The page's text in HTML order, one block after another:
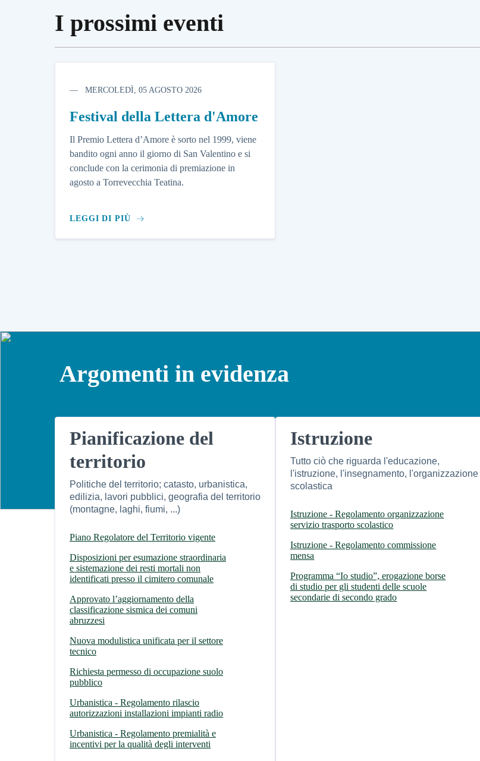
I prossimi eventi
MERCOLEDÌ, 05 AGOSTO 2026
Festival della Lettera d'Amore
Il Premio Lettera d’Amore è sorto nel 1999, viene
bandito ogni anno il giorno di San Valentino e si
conclude con la cerimonia di premiazione in
agosto a Torrevecchia Teatina.
LEGGI DI PIÙ
Argomenti in evidenza
Pianificazione del
territorio
Politiche del territorio; catasto, urbanistica,
edilizia, lavori pubblici, geografia del territorio
(montagne, laghi, fiumi, ...)
Piano Regolatore del Territorio vigente
Disposizioni per esumazione straordinaria
e sistemazione dei resti mortali non
identificati presso il cimitero comunale
Approvato l’aggiornamento della
classificazione sismica dei comuni
abruzzesi
Nuova modulistica unificata per il settore
tecnico
Richiesta permesso di occupazione suolo
pubblico
Urbanistica - Regolamento rilascio
autorizzazioni installazioni impianti radio
Urbanistica - Regolamento premialità e
incentivi per la qualità degli interventi
Istruzione
Tutto ciò che riguarda l'educazione,
l'istruzione, l'insegnamento, l'organizzazione
scolastica
Istruzione - Regolamento organizzazione
servizio trasporto scolastico
Istruzione - Regolamento commissione
mensa
Programma “Io studio”, erogazione borse
di studio per gli studenti delle scuole
secondarie di secondo grado